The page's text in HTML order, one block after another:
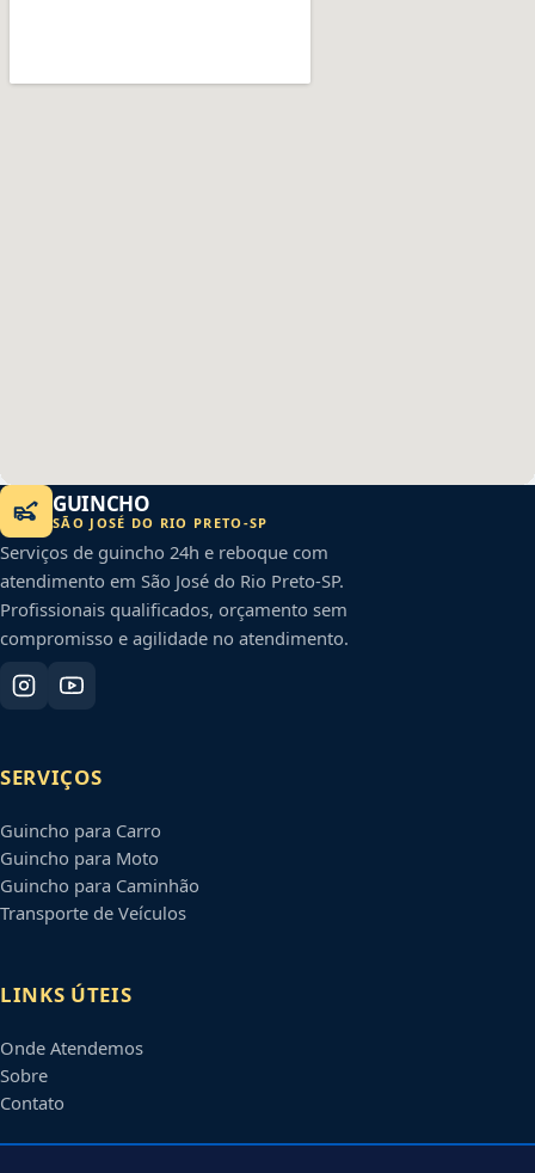
GUINCHO
SÃO JOSÉ DO RIO PRETO -SP
Serviços de guincho 24h e reboque com
atendimento em São José do Rio Preto-SP.
Profissionais qualificados, orçamento sem
compromisso e agilidade no atendimento.
SERVIÇOS
Guincho para Carro
Guincho para Moto
Guincho para Caminhão
Transporte de Veículos
LINKS ÚTEIS
Onde Atendemos
Sobre
Contato